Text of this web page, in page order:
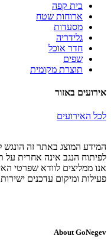
בית קפה
ארוחות שטח
מסעדות
גלידריה
חדר אוכל
שפים
תוצרת מקומית
אירועים באזור
לכל האירועים
המידע המוצג באתר זה הונגש
לפיתוח הנגב אינה אחרית על
אנו ממליצים לוודא שפרטי
פעילות ומיקום עדכנים
About GoNegev